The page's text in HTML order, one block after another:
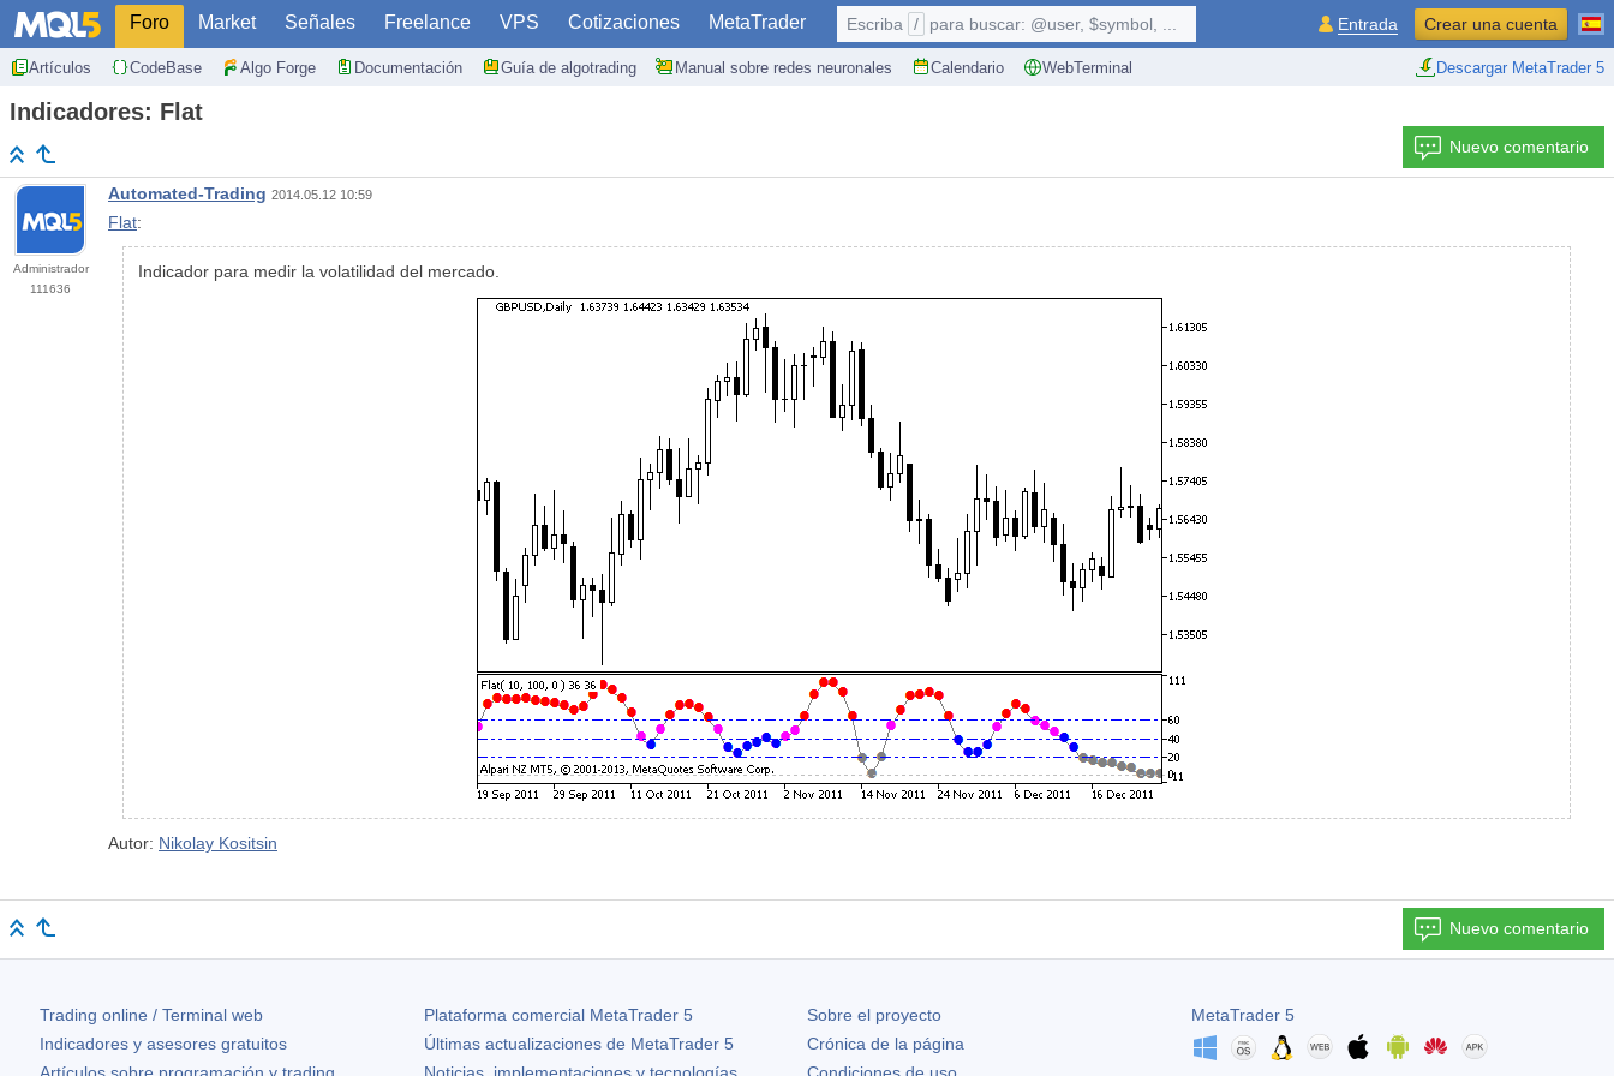
Foro Market Señales Freelance VPS Cotizaciones MetaTrader
Artículos CodeBase Algo Forge Documentación Guía de algotrading Manual sobre redes neuronales Calendario WebTerminal Descargar MetaTrader 5
Escriba / para buscar: @user, $symbol, ... Entrada Crear una cuenta
Indicadores: Flat
Nuevo comentario
Administrador
111636
Automated-Trading 2014.05.12 10:59
Flat:
Indicador para medir la volatilidad del mercado.
Autor: Nikolay Kositsin
Nuevo comentario
Trading online / Terminal web
Indicadores y asesores gratuitos
Plataforma comercial MetaTrader 5
Últimas actualizaciones de MetaTrader 5
Sobre el proyecto
Crónica de la página
MetaTrader 5